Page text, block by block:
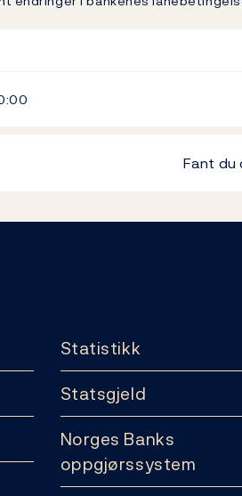
Fant
Statistikk
Statsgjeld
Norges Banks
oppgjørssystem